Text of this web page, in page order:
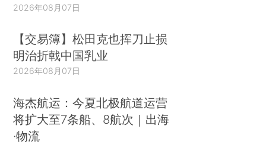
2026年08月07日
【交易簿】松田克也挥刀止损
明治折戟中国乳业
2026年08月07日
海杰航运：今夏北极航道运营
将扩大至7条船、8航次｜出海
·物流